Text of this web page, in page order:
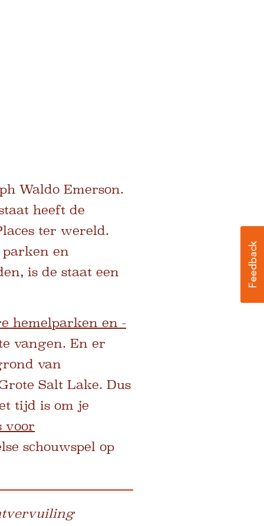
Waldo Emerson.
heeft de
ter wereld.
en
is de staat een
hemelparken en -
vangen. En er
van
Salt Lake. Dus
tijd is om je
voor
schouwspel op